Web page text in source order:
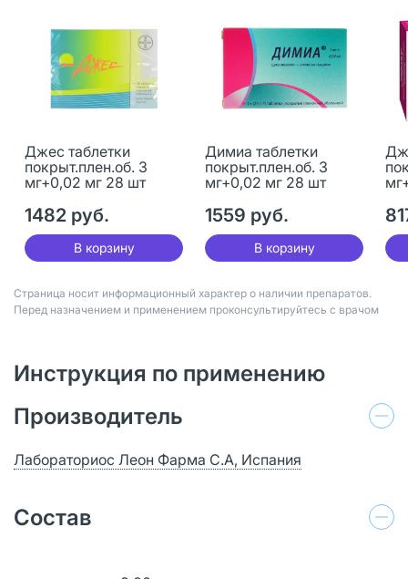
Джес таблетки
покрыт.плен.об. 3
мг+0,02 мг 28 шт
1482 руб.
В корзину
Димиа таблетки
покрыт.плен.об. 3
мг+0,02 мг 28 шт
1559 руб.
В корзину
Страница носит информационный характер о наличии препаратов.
Перед назначением и применением проконсультируйтесь с врачом
Инструкция по применению
Производитель
Лабораториос Леон Фарма С.А, Испания
Состав